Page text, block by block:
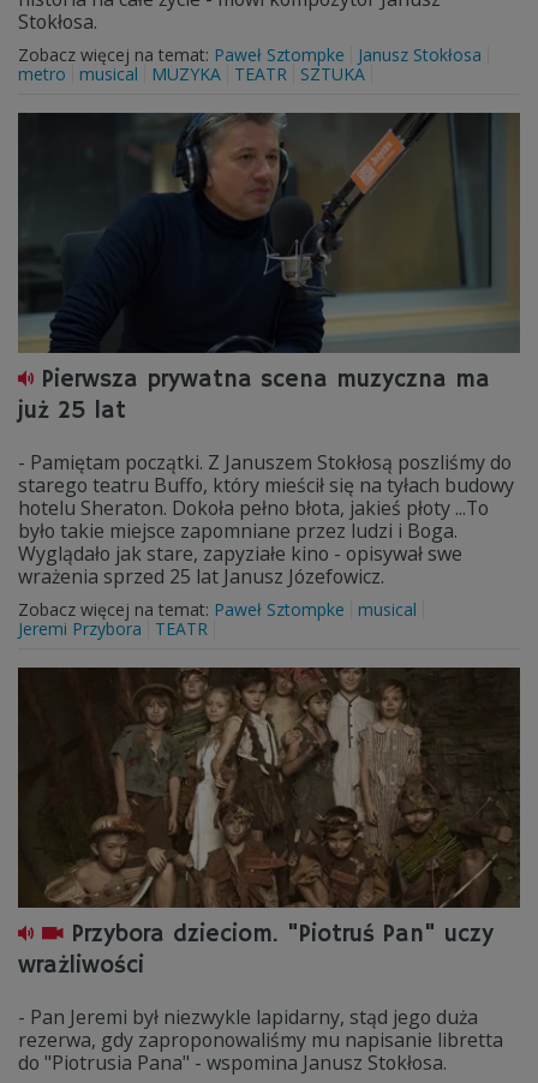
Stokłosa.
Zobacz więcej na temat: Paweł Sztompke
Janusz Stokłosa
metro
musical MUZYKA TEATR SZTUKA
Pierwsza prywatna scena muzyczna ma
już 25 lat
- Pamiętam początki. Z Januszem Stokłosą poszliśmy do
starego teatru Buffo, który mieścił się na tyłach budowy
hotelu Sheraton. Dokoła pełno błota, jakieś płoty ...To
było takie miejsce zapomniane przez ludzi i Boga.
Wyglądało jak stare, zapyziałe kino - opisywał swe
wrażenia sprzed 25 lat Janusz Józefowicz.
Zobacz więcej na temat: Paweł Sztompke
musical
Jeremi Przybora
TEATR
Przybora dzieciom. "Piotruś Pan" uczy
wrażliwości
- Pan Jeremi był niezwykle lapidarny, stąd jego duża
rezerwa, gdy zaproponowaliśmy mu napisanie libretta
do "Piotrusia Pana" - wspomina Janusz Stokłosa.